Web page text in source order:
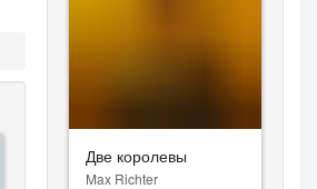
Две королевы
Max Richter